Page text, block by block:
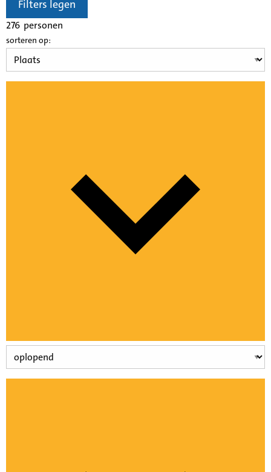
Filters legen
276 personen
sorteren op: